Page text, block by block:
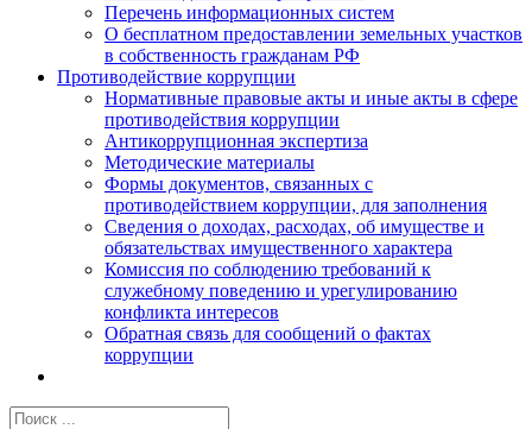
Перечень информационных систем
О бесплатном предоставлении земельных участков
в собственность гражданам РФ
Противодействие коррупции
Нормативные правовые акты и иные акты в сфере
противодействия коррупции
Антикоррупционная экспертиза
Методические материалы
Формы документов, связанных с
противодействием коррупции, для заполнения
Сведения о доходах, расходах, об имуществе и
обязательствах имущественного характера
Комиссия по соблюдению требований к
служебному поведению и урегулированию
конфликта интересов
Обратная связь для сообщений о фактах
коррупции
Результат